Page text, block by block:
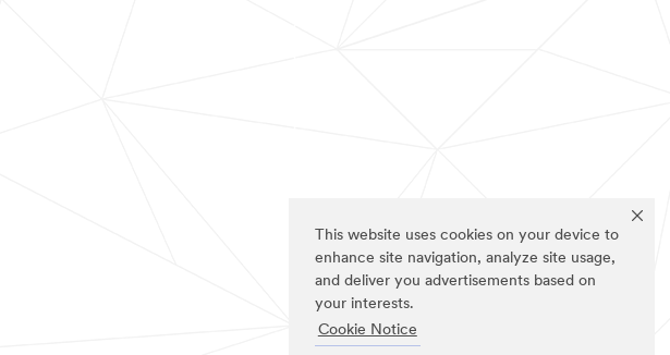
This website uses cookies on your device to
enhance site navigation, analyze site usage,
and deliver you advertisements based on
your interests.
Cookie Notice